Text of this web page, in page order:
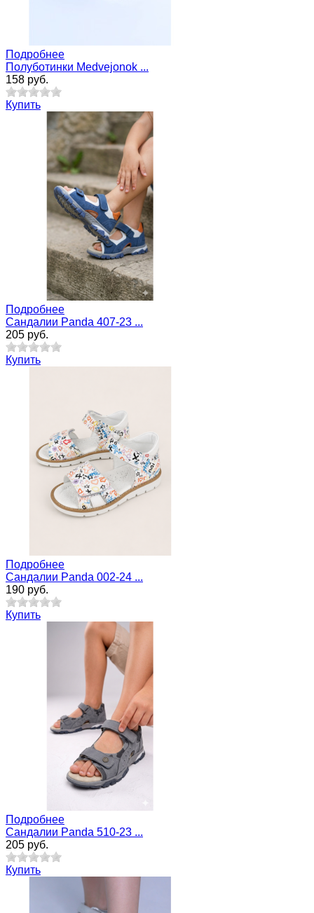
Подробнее
Полуботинки Medvejonok ...
158 руб.
Купить
Подробнее
Cандалии Panda 407-23 ...
205 руб.
Купить
Подробнее
Сандалии Panda 002-24 ...
190 руб.
Купить
Подробнее
Cандалии Panda 510-23 ...
205 руб.
Купить